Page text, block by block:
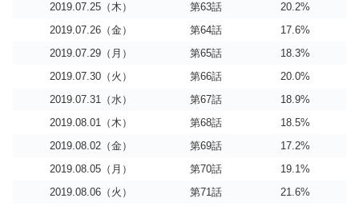
2019.07.25（木）
第63話
20.2%
2019.07.26（金）
第64話
17.6%
2019.07.29（月）
第65話
18.3%
2019.07.30（火）
第66話
20.0%
2019.07.31（水）
第67話
18.9%
2019.08.01（木）
第68話
18.5%
2019.08.02（金）
第69話
17.2%
2019.08.05（月）
第70話
19.1%
2019.08.06（火）
第71話
21.6%